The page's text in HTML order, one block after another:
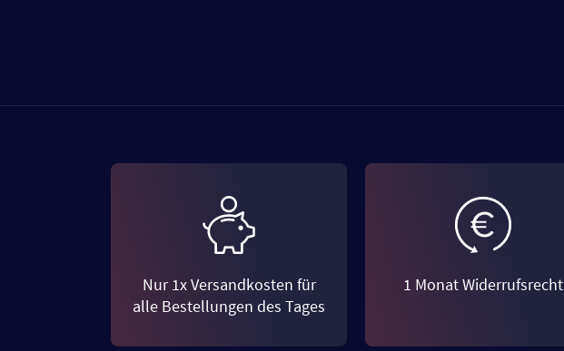
Nur 1x Versandkosten für
alle Bestellungen des Tages
1 Monat Widerrufsrecht